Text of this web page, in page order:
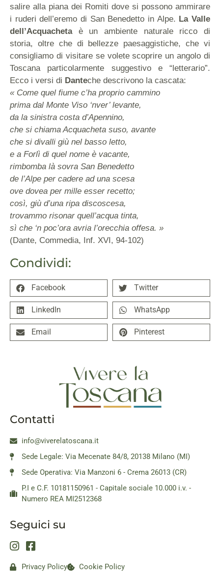
Condividi:
Facebook Twitter
LinkedIn WhatsApp
Email Pinterest
salire alla piana dei Romiti dove si possono ammirare
i ruderi dell’eremo di San Benedetto in Alpe. La Valle
dell’Acquachetaè un ambiente naturale ricco di
storia, oltre che di bellezze paesaggistiche, che vi
consigliamo di visitare se volete scoprire un angolo di
Toscana particolarmente suggestivo e “letterario”.
Ecco i versi di Danteche descrivono la cascata:
« Come quel fiume c’ha proprio cammino
prima dal Monte Viso ‘nver’ levante,
da la sinistra costa d’Apennino,
che si chiama Acquacheta suso, avante
che si divalli giù nel basso letto,
e a Forlì di quel nome è vacante,
rimbomba là sovra San Benedetto
de l’Alpe per cadere ad una scesa
ove dovea per mille esser recetto;
così, giù d’una ripa discoscesa,
trovammo risonar quell’acqua tinta,
sì che ‘n poc’ora avria l’orecchia offesa. »
(Dante, Commedia, Inf. XVI, 94-102)
Contatti
info@viverelatoscana.it
Sede Legale: Via Mecenate 84/8, 20138 Milano (MI)
Sede Operativa: Via Manzoni 6 - Crema 26013 (CR)
P.I e C.F. 10181150961 - Capitale sociale 10.000 i.v. -
Numero REA MI2512368
Seguici su
Privacy Policy Cookie Policy